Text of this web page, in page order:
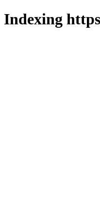
Indexing